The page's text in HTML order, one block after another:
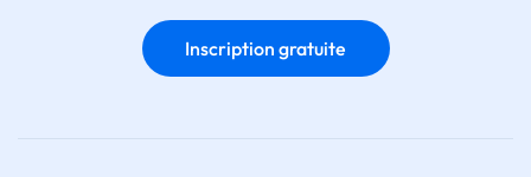
Inscription gratuite